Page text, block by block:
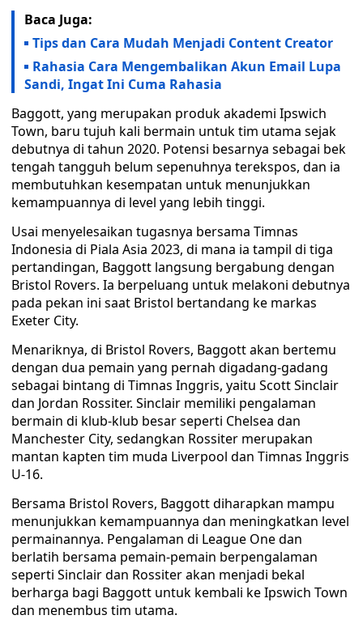
Baca Juga:
Tips dan Cara Mudah Menjadi Content Creator
Rahasia Cara Mengembalikan Akun Email Lupa
Sandi, Ingat Ini Cuma Rahasia
Baggott, yang merupakan produk akademi Ipswich
Town, baru tujuh kali bermain untuk tim utama sejak
debutnya di tahun 2020. Potensi besarnya sebagai bek
tengah tangguh belum sepenuhnya terekspos, dan ia
membutuhkan kesempatan untuk menunjukkan
kemampuannya di level yang lebih tinggi.
Usai menyelesaikan tugasnya bersama Timnas
Indonesia di Piala Asia 2023, di mana ia tampil di tiga
pertandingan, Baggott langsung bergabung dengan
Bristol Rovers. Ia berpeluang untuk melakoni debutnya
pada pekan ini saat Bristol bertandang ke markas
Exeter City.
Menariknya, di Bristol Rovers, Baggott akan bertemu
dengan dua pemain yang pernah digadang-gadang
sebagai bintang di Timnas Inggris, yaitu Scott Sinclair
dan Jordan Rossiter. Sinclair memiliki pengalaman
bermain di klub-klub besar seperti Chelsea dan
Manchester City, sedangkan Rossiter merupakan
mantan kapten tim muda Liverpool dan Timnas Inggris
U-16.
Bersama Bristol Rovers, Baggott diharapkan mampu
menunjukkan kemampuannya dan meningkatkan level
permainannya. Pengalaman di League One dan
berlatih bersama pemain-pemain berpengalaman
seperti Sinclair dan Rossiter akan menjadi bekal
berharga bagi Baggott untuk kembali ke Ipswich Town
dan menembus tim utama.